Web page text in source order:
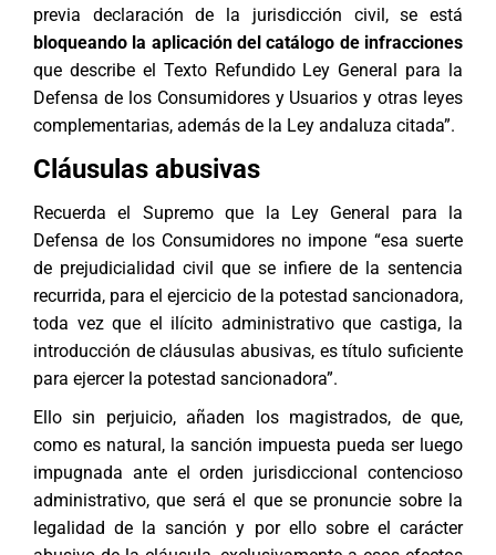
previa declaración de la jurisdicción civil, se está
bloqueando la aplicación del catálogo de infracciones
que describe el Texto Refundido Ley General para la
Defensa de los Consumidores y Usuarios y otras leyes
complementarias, además de la Ley andaluza citada”.
Cláusulas abusivas
Recuerda el Supremo que la Ley General para la
Defensa de los Consumidores no impone “esa suerte
de prejudicialidad civil que se infiere de la sentencia
recurrida, para el ejercicio de la potestad sancionadora,
toda vez que el ilícito administrativo que castiga, la
introducción de cláusulas abusivas, es título suficiente
para ejercer la potestad sancionadora”.
Ello sin perjuicio, añaden los magistrados, de que,
como es natural, la sanción impuesta pueda ser luego
impugnada ante el orden jurisdiccional contencioso
administrativo, que será el que se pronuncie sobre la
legalidad de la sanción y por ello sobre el carácter